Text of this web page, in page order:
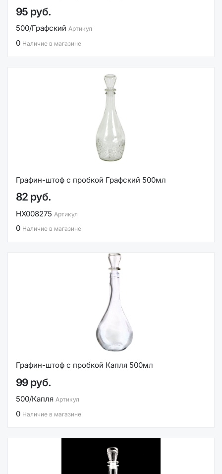
95 руб.
500/Графский Артикул
0 Наличие в магазине
Графин-штоф с пробкой Графский 500мл
82 руб.
НХ008275 Артикул
0 Наличие в магазине
Графин-штоф с пробкой Капля 500мл
99 руб.
500/Капля Артикул
0 Наличие в магазине